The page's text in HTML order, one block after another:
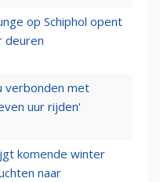
op Schiphol opent
deuren
verbonden met
uur rijden'
komende winter
naar